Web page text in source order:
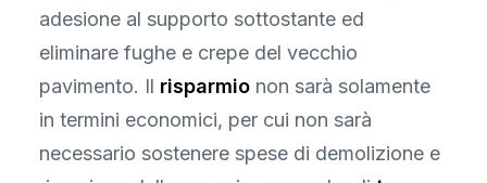
adesione al supporto sottostante ed
eliminare fughe e crepe del vecchio
pavimento. Il risparmio non sarà solamente
in termini economici, per cui non sarà
necessario sostenere spese di demolizione e